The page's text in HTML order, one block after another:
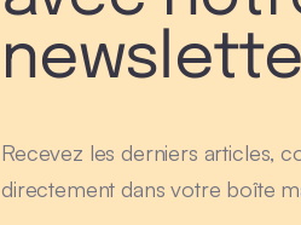
Recevez les derniers articles,
directement dans votre boîte